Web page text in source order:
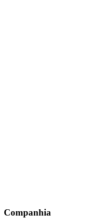
Companhia